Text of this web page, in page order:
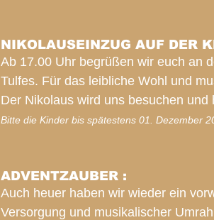
NIKOLAUSEINZUG AUF DER
Ab 17.00 Uhr begrüßen wir euch an
Tulfes. Für das leibliche Wohl und
Der Nikolaus wird uns besuchen
Bitte die Kinder bis spätestens 01. Dezember
ADVENTZAUBER :
Auch heuer haben wir wieder ein
Versorgung und musikalischer